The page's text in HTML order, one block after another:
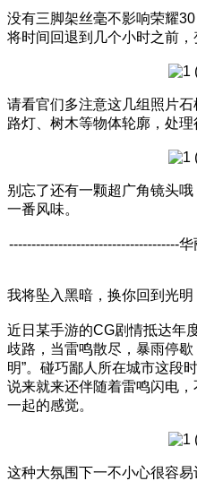
没有三脚架丝毫不影响荣耀
将时间回退到几个小时之前，
请看官们多注意这几组照片
路灯、树木等物体轮廓，处理
别忘了还有一颗超广角镜头
一番风味。
--------------------------------------
我将坠入黑暗，换你回到光明
近日某手游的CG剧情抵达年
歧路，当雷鸣散尽，暴雨停
明”。碰巧鄙人所在城市这段
说来就来还伴随着雷鸣闪电
一起的感觉。
这种大氛围下一不小心很容